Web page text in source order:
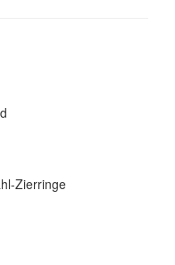
Zierringe